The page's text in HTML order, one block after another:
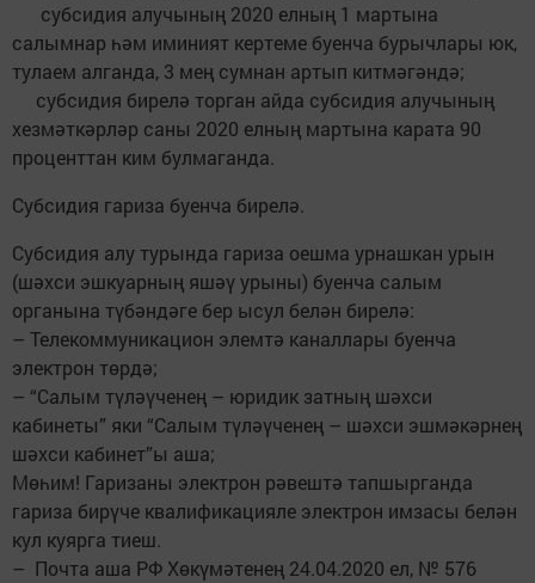
субсидия алучының 2020 елның 1 мартына
салымнар һәм иминият кертеме буенча бурычлары юк,
тулаем алганда, 3 мең сумнан артып китмәгәндә;
субсидия бирелә торган ай­да субсидия алучының
хезмәткәрләр саны 2020 елның мартына карата 90
проценттан ким булмаганда.
Суб­сидия гариза буенча бирелә.
Субсидия алу турында гариза оешма урнашкан урын
(шәхси эшкуарның яшәү урыны) буенча салым
органына түбәндәге бер ысул белән бирелә:
– ­­Телекоммуникацион элемтә каналлары буен­ча
электрон төрдә;
– “Салым түләүченең – юридик затның шәхси
кабинеты” яки “Салым түләүченең – шәхси эшмәкәрнең
шәхси кабинет”ы аша;
Мөһим! Гаризаны электрон рәвештә ­тапшырганда
гариза бирүче квалификаци­яле электрон имзасы бе­лән
кул куярга тиеш.
– Поч­та аша РФ Хөкүмәтенең 24.04.2020 ел, № 576